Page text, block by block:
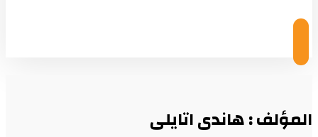
المؤلف : هاندى اتايلى